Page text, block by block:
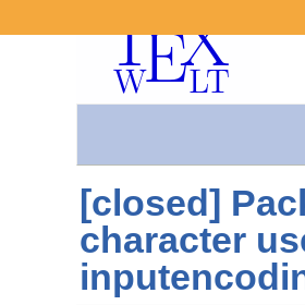
[closed]
character